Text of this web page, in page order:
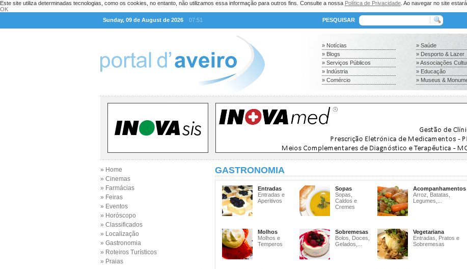
Este site utiliza determinadas tecnologias, como os cookies, no entanto, não utilizamos essa informação para outros fins. Consulte a nossa Política de Privacidade . Ao navegar no site
OK
Sunday, 09 de August de 2026
07:51 PESQUISAR
» Notícias
» Blogs
» Serviços Públicos
» Indústria
» Comércio
» Saúde
» Desporto & Lazer
» Associações
» Educação
» Museus &
» Home
» Cinemas
» Farmácias
» Feiras
» Eventos
» Horóscopo
» Classificados
» Localização
» Gastronomia
» Roteiros Turísticos
» Praias
GASTRONOMIA
Entradas
Entradas e
Aperitivos
Sopas
Sopas,
Caldos e
Cremes
Acompanhamentos
Arroz, Batatas,
Legumes,...
Molhos
Molhos e
Temperos
Sobremesas
Bolos, Doces,
Gelados,...
Vegetariana
Entradas, Pratos e
Sobremesas